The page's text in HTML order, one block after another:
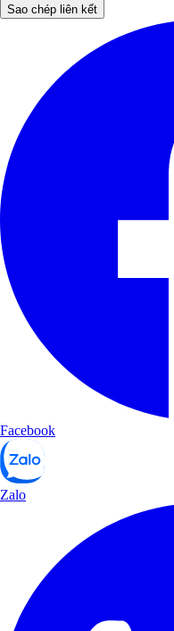
Sao chép liên kết
Facebook
Zalo